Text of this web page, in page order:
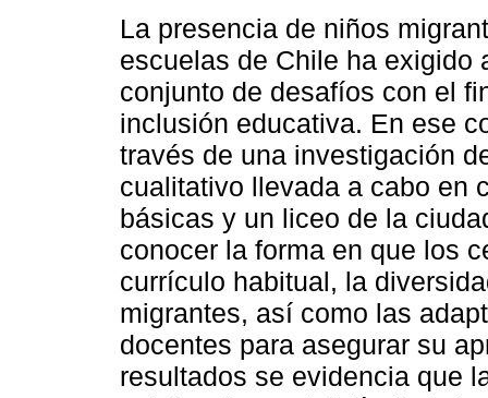
La presencia de niños
escuelas de Chile ha exigido
conjunto de desafíos con el
inclusión educativa. En ese
través de una investigación
cualitativo llevada a cabo en
básicas y un liceo de la
conocer la forma en que los
currículo habitual, la
migrantes, así como las
docentes para asegurar su
resultados se evidencia que